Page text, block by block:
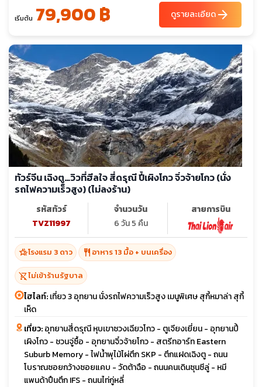
เริ่มต้น 79,900 ฿ ดูรายละเอียดarrow_forward
ทัวร์จีน เฉิงตู…วิวที่ฮีลใจ สี่ดรุณี ปี้เผิงโกว จิ่วจ้ายโกว (นั่ง
รถไฟความเร็วสูง) (ไม่ลงร้าน)
รหัสทัวร์
TVZ11997
จำนวนวัน
6 วัน 5 คืน
สายการบิน
hotel_classโรงแรม 3 ดาว restaurant อาหาร 13 มื้อ + บนเครื่อง
shopping_cart_offไม่เข้าร้านรัฐบาล
ไฮไลท์:เที่ยว 3 อุทยาน นั่งรถไฟความเร็วสูง เมนูพิเศษ สุกี้หมาล่า สุกี้
เห็ด
เที่ยว:อุทยานสี่ดรุณี หุบเขาซวงเฉียวโกว - ตูเจียงเยี่ยน - อุทยานปี้
เผิงโกว - ชวนจู่ซื้อ - อุทยานจิ๋วจ้ายโกว - สตรีทอาร์ท Eastern
Suburb Memory - ไฟน้ำพุไม้ไผ่ตึก SKP - ตึกแฝดเฉิงตู - ถนน
โบราณซอยกว้างซอยแคบ - วัดต้าฉือ - ถนนคนเดินซุนซีลู่ - หมี
แพนด้าปืนตึก IFS - ถนนไท่กู่หลี่